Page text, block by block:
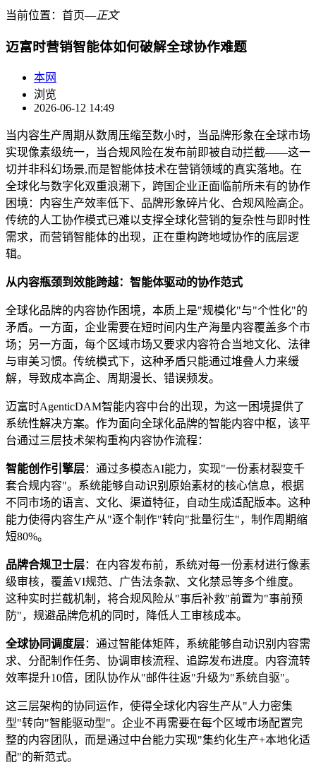
当前位置： 首页―正文
迈富时营销智能体如何破解全球协作难题
本网
浏览
2026-06-12 14:49
当内容生产周期从数周压缩至数小时，当品牌形象在全球市场
实现像素级统一，当合规风险在发布前即被自动拦截——这一
切并非科幻场景,而是智能体技术在营销领域的真实落地。在
全球化与数字化双重浪潮下，跨国企业正面临前所未有的协作
困境：内容生产效率低下、品牌形象碎片化、合规风险高企。
传统的人工协作模式已难以支撑全球化营销的复杂性与即时性
需求，而营销智能体的出现，正在重构跨地域协作的底层逻
辑。
从内容瓶颈到效能跨越：智能体驱动的协作范式
全球化品牌的内容协作困境，本质上是"规模化"与"个性化"的
矛盾。一方面，企业需要在短时间内生产海量内容覆盖多个市
场；另一方面，每个区域市场又要求内容符合当地文化、法律
与审美习惯。传统模式下，这种矛盾只能通过堆叠人力来缓
解，导致成本高企、周期漫长、错误频发。
迈富时AgenticDAM智能内容中台的出现，为这一困境提供了
系统性解决方案。作为面向全球化品牌的智能内容中枢，该平
台通过三层技术架构重构内容协作流程：
智能创作引擎层：通过多模态AI能力，实现"一份素材裂变千
套合规内容"。系统能够自动识别原始素材的核心信息，根据
不同市场的语言、文化、渠道特征，自动生成适配版本。这种
能力使得内容生产从"逐个制作"转向"批量衍生"，制作周期缩
短80%。
品牌合规卫士层：在内容发布前，系统对每一份素材进行像素
级审核，覆盖VI规范、广告法条款、文化禁忌等多个维度。
这种实时拦截机制，将合规风险从"事后补救"前置为"事前预
防"，规避品牌危机的同时，降低人工审核成本。
全球协同调度层：通过智能体矩阵，系统能够自动识别内容需
求、分配制作任务、协调审核流程、追踪发布进度。内容流转
效率提升10倍，团队协作从"邮件往返"升级为"系统自驱"。
这三层架构的协同运作，使得全球化内容生产从"人力密集
型"转向"智能驱动型"。企业不再需要在每个区域市场配置完
整的内容团队，而是通过中台能力实现"集约化生产+本地化适
配"的新范式。